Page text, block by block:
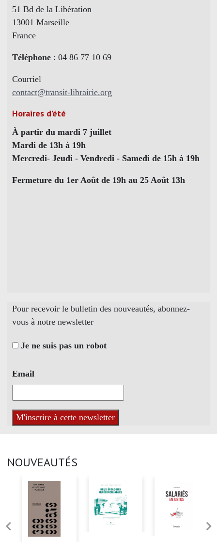
51 Bd de la Libération
13001 Marseille
France
Téléphone : 04 86 77 10 69
Courriel
contact@transit-librairie.org
Horaires d’été
À partir du mardi 7 juillet
Mardi de 13h à 19h
Mercredi- Jeudi - Vendredi - Samedi de 15h à 19h
Fermeture du 1er Août de 19h au 25 Août 13h
Pour recevoir le bulletin des nouveautés, abonnez-
vous à notre newsletter
Je ne suis pas un robot
Email
NOUVEAUTÉS